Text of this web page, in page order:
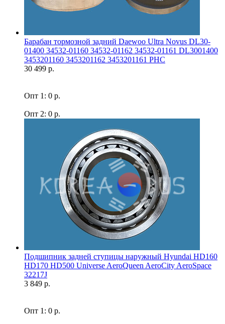
Барабан тормозной задний Daewoo Ultra Novus DL30-
01400 34532-01160 34532-01162 34532-01161 DL3001400
3453201160 3453201162 3453201161 PHC
30 499 р.
Опт 1: 0 р.
Опт 2: 0 р.
Подшипник задней ступицы наружный Hyundai HD160
HD170 HD500 Universe AeroQueen AeroCity AeroSpace
32217J
3 849 р.
Опт 1: 0 р.